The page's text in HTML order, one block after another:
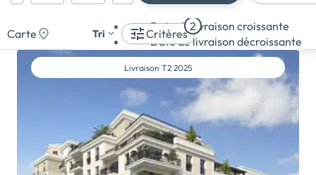
Maison
Carte Critères
2
Tri
Date de livraison croissante
Date de livraison décroissante
Livraison T2 2025